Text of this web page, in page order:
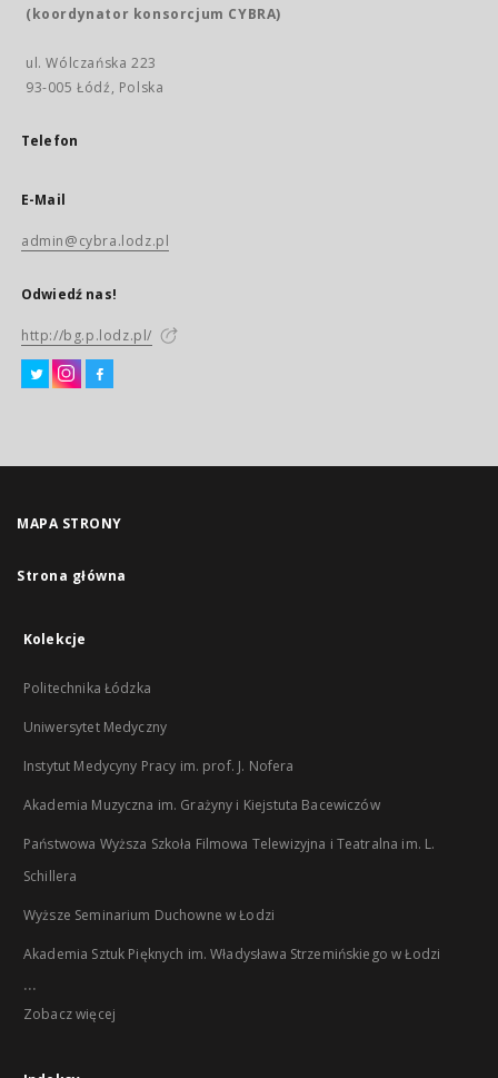
(koordynator konsorcjum CYBRA)
ul. Wólczańska 223
93-005 Łódź, Polska
Telefon
E-Mail
admin@cybra.lodz.pl
Odwiedź nas!
http://bg.p.lodz.pl/
MAPA STRONY
Strona główna
Kolekcje
Politechnika Łódzka
Uniwersytet Medyczny
Instytut Medycyny Pracy im. prof. J. Nofera
Akademia Muzyczna im. Grażyny i Kiejstuta Bacewiczów
Państwowa Wyższa Szkoła Filmowa Telewizyjna i Teatralna im. L.
Schillera
Wyższe Seminarium Duchowne w Łodzi
Akademia Sztuk Pięknych im. Władysława Strzemińskiego w Łodzi
...
Zobacz więcej